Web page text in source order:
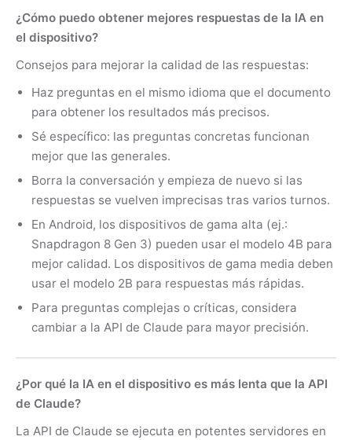
¿Cómo puedo obtener mejores respuestas de la IA en
el dispositivo?
Consejos para mejorar la calidad de las respuestas:
Haz preguntas en el mismo idioma que el documento
para obtener los resultados más precisos.
Sé específico: las preguntas concretas funcionan
mejor que las generales.
Borra la conversación y empieza de nuevo si las
respuestas se vuelven imprecisas tras varios turnos.
En Android, los dispositivos de gama alta (ej.:
Snapdragon 8 Gen 3) pueden usar el modelo 4B para
mejor calidad. Los dispositivos de gama media deben
usar el modelo 2B para respuestas más rápidas.
Para preguntas complejas o críticas, considera
cambiar a la API de Claude para mayor precisión.
¿Por qué la IA en el dispositivo es más lenta que la API
de Claude?
La API de Claude se ejecuta en potentes servidores en